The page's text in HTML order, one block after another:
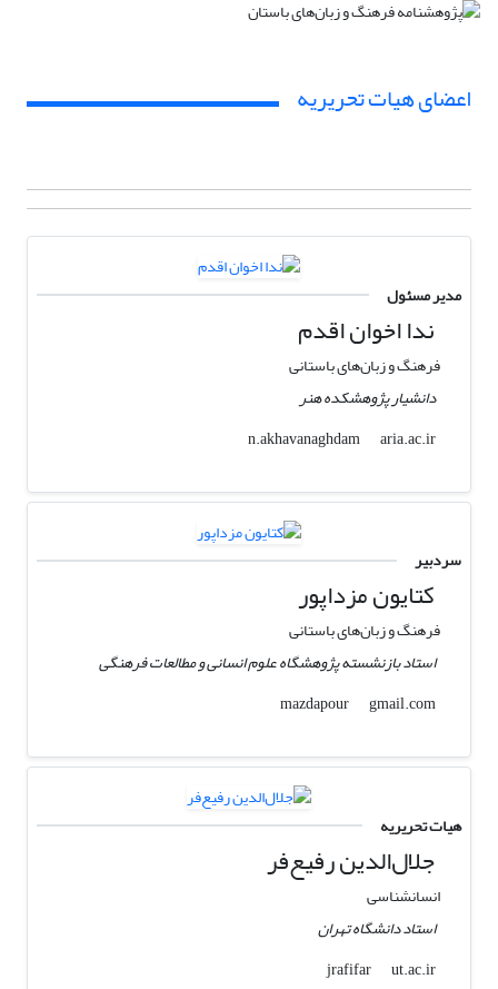
اعضای هیات تحریریه
مدیر مسئول
ندا اخوان اقدم
فرهنگ و زبان‌های باستانی
دانشیار پژوهشکده هنر
n.akhavanaghdam
aria.ac.ir
سردبیر
کتایون مزداپور
فرهنگ و زبان‌های باستانی
استاد بازنشسته پژوهشگاه علوم انسانی و مطالعات فرهنگی
mazdapour
gmail.com
هیات تحریریه
جلال‌الدین رفیع‌فر
انسانشناسی
استاد دانشگاه تهران
jrafifar
ut.ac.ir